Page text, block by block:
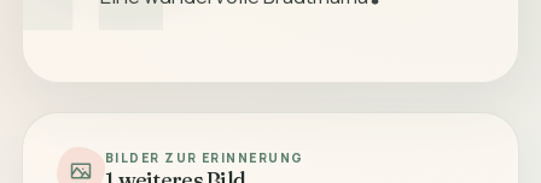
BILDER ZUR ERINNERUNG